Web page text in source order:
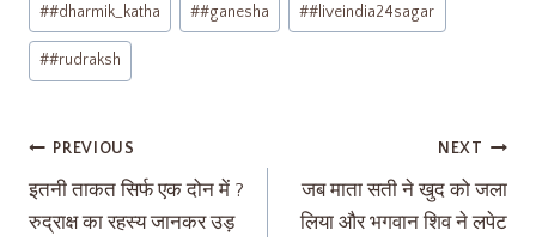
##dharmik_katha ##ganesha ##liveindia24sagar
##rudraksh
PREVIOUS
इतनी ताकत सिर्फ एक दोन में ?
रुद्राक्ष का रहस्य जानकर उड़
NEXT
जब माता सती ने खुद को जला
लिया और भगवान शिव ने लपेट